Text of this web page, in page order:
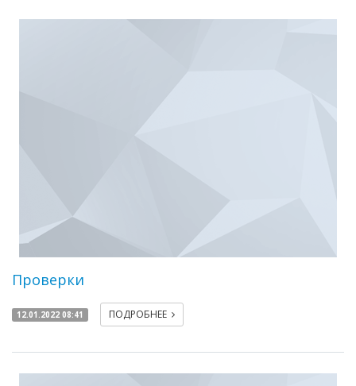
Проверки
12.01.2022 08:41 ПОДРОБНЕЕ